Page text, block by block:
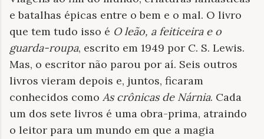
e batalhas épicas entre o bem e o mal. O livro
que tem tudo isso é O leão, a feiticeira e o
guarda-roupa, escrito em 1949 por C. S. Lewis.
Mas, o escritor não parou por aí. Seis outros
livros vieram depois e, juntos, ficaram
conhecidos como As crônicas de Nárnia. Cada
um dos sete livros é uma obra-prima, atraindo
o leitor para um mundo em que a magia